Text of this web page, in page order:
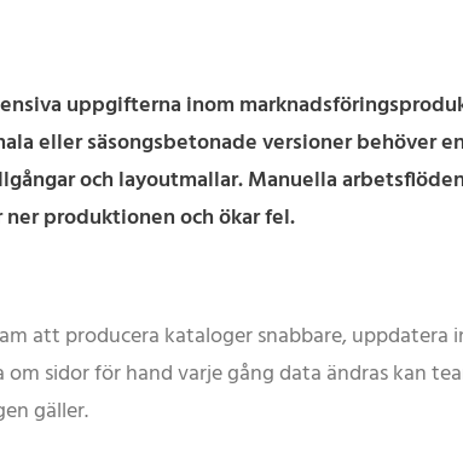
uppgifterna inom
eller säsongsbetonade versioner behöver
och layoutmallar. Manuella
produktionen och ökar fel.
att producera kataloger snabbare, uppdatera
sidor för hand varje gång data ändras kan
gäller.